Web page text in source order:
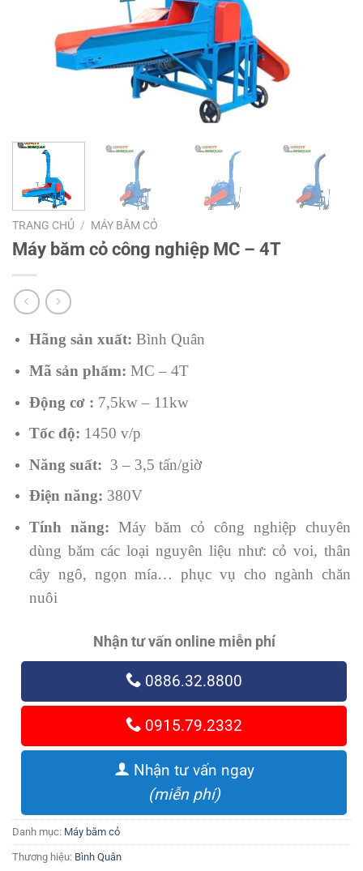
TRANG CHỦ / MÁY BĂM CỎ
Máy băm cỏ công nghiệp MC – 4T
Hãng sản xuất: Bình Quân
Mã sản phẩm: MC – 4T
Động cơ : 7,5kw – 11kw
Tốc độ: 1450 v/p
Năng suất: 3 – 3,5 tấn/giờ
Điện năng: 380V
Tính năng: Máy băm cỏ công nghiệp chuyên
dùng băm các loại nguyên liệu như: cỏ voi, thân
cây ngô, ngọn mía… phục vụ cho ngành chăn
nuôi
Nhận tư vấn online miễn phí
0886.32.8800
0915.79.2332
Nhận tư vấn ngay
(miễn phí)
Danh mục: Máy băm cỏ
Thương hiệu: Bình Quân